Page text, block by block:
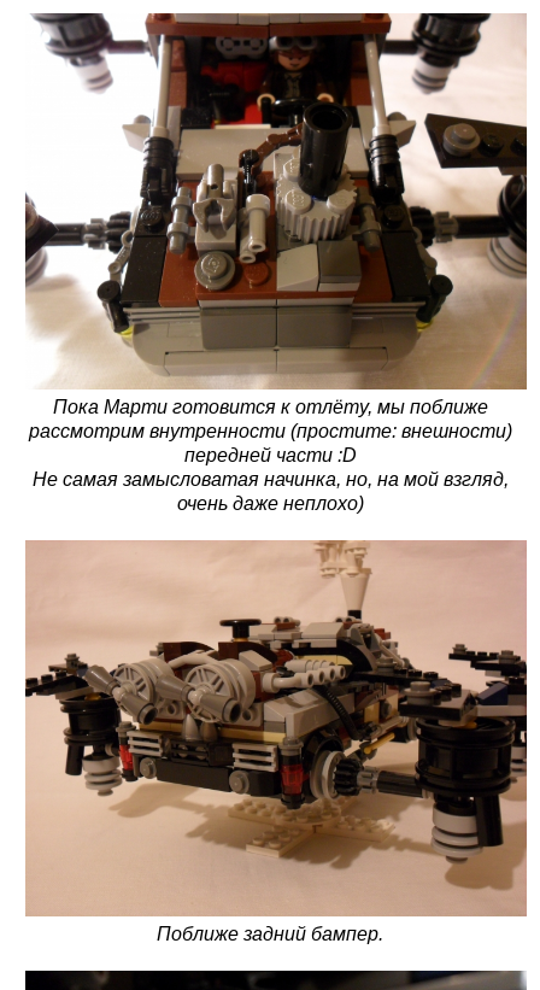
Пока Марти готовится к отлёту, мы поближе
рассмотрим внутренности (простите: внешности)
передней части :D
Не самая замысловатая начинка, но, на мой взгляд,
очень даже неплохо)
Поближе задний бампер.